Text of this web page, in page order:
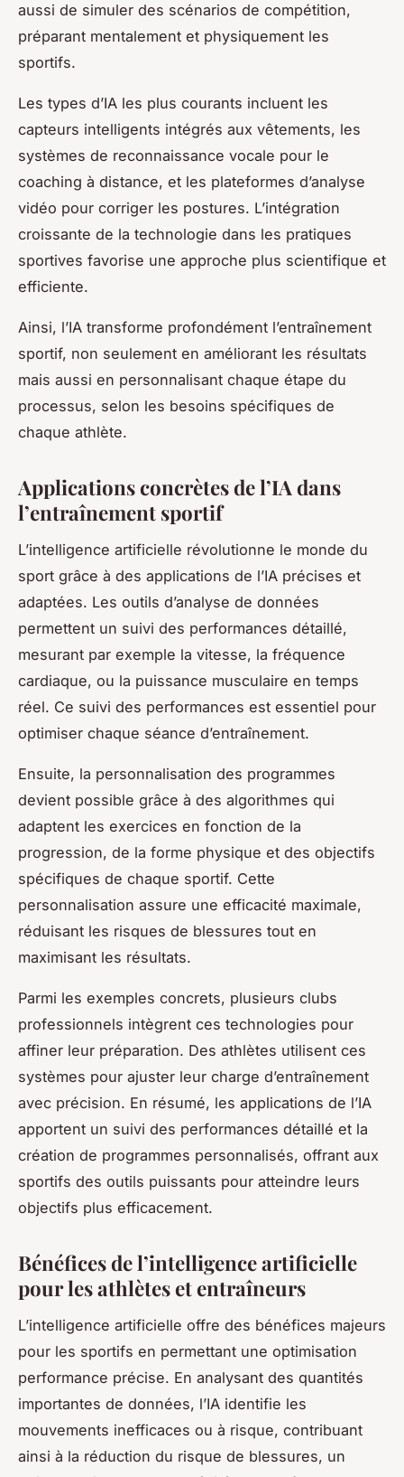
aussi de simuler des scénarios de compétition,
préparant mentalement et physiquement les
sportifs.
Les types d’IA les plus courants incluent les
capteurs intelligents intégrés aux vêtements, les
systèmes de reconnaissance vocale pour le
coaching à distance, et les plateformes d’analyse
vidéo pour corriger les postures. L’intégration
croissante de la technologie dans les pratiques
sportives favorise une approche plus scientifique et
efficiente.
Ainsi, l’IA transforme profondément l’entraînement
sportif, non seulement en améliorant les résultats
mais aussi en personnalisant chaque étape du
processus, selon les besoins spécifiques de
chaque athlète.
Applications concrètes de l’IA dans
l’entraînement sportif
L’intelligence artificielle révolutionne le monde du
sport grâce à des applications de l’IA précises et
adaptées. Les outils d’analyse de données
permettent un suivi des performances détaillé,
mesurant par exemple la vitesse, la fréquence
cardiaque, ou la puissance musculaire en temps
réel. Ce suivi des performances est essentiel pour
optimiser chaque séance d’entraînement.
Ensuite, la personnalisation des programmes
devient possible grâce à des algorithmes qui
adaptent les exercices en fonction de la
progression, de la forme physique et des objectifs
spécifiques de chaque sportif. Cette
personnalisation assure une efficacité maximale,
réduisant les risques de blessures tout en
maximisant les résultats.
Parmi les exemples concrets, plusieurs clubs
professionnels intègrent ces technologies pour
affiner leur préparation. Des athlètes utilisent ces
systèmes pour ajuster leur charge d’entraînement
avec précision. En résumé, les applications de l’IA
apportent un suivi des performances détaillé et la
création de programmes personnalisés, offrant aux
sportifs des outils puissants pour atteindre leurs
objectifs plus efficacement.
Bénéfices de l’intelligence artificielle
pour les athlètes et entraîneurs
L’intelligence artificielle offre des bénéfices majeurs
pour les sportifs en permettant une optimisation
performance précise. En analysant des quantités
importantes de données, l’IA identifie les
mouvements inefficaces ou à risque, contribuant
ainsi à la réduction du risque de blessures, un